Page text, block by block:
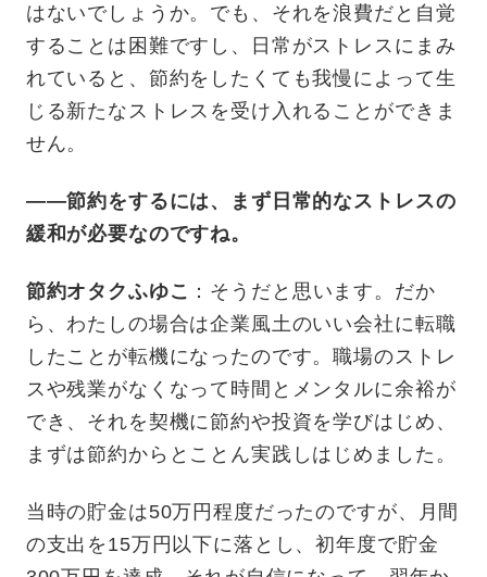
はないでしょうか。でも、それを浪費だと自覚
することは困難ですし、日常がストレスにまみ
れていると、節約をしたくても我慢によって生
じる新たなストレスを受け入れることができま
せん。
——節約をするには、まず日常的なストレスの
緩和が必要なのですね。
節約オタクふゆこ ：そうだと思います。だか
ら、わたしの場合は企業風土のいい会社に転職
したことが転機になったのです。職場のストレ
スや残業がなくなって時間とメンタルに余裕が
でき、それを契機に節約や投資を学びはじめ、
まずは節約からとことん実践しはじめました。
当時の貯金は50万円程度だったのですが、月間
の支出を15万円以下に落とし、初年度で貯金